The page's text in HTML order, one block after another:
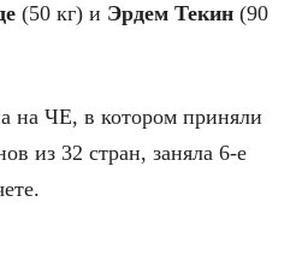
(50 кг) и Эрдем Текин (90
на ЧЕ, в котором приняли
из 32 стран, заняла 6-е